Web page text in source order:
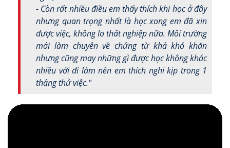
- Còn rất nhiều điều em thấy thích khi học ở đây
nhưng quan trọng nhất là học xong em đã xin
được việc, không lo thất nghiệp nữa. Môi trường
mới làm chuyên về chứng từ khá khó khăn
nhưng cũng may những gì được học không khác
nhiều với đi làm nên em thích nghi kịp trong 1
tháng thử việc."